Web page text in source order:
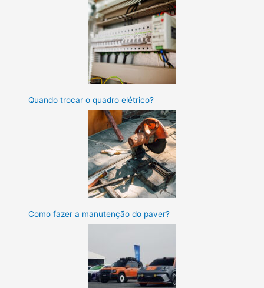
Quando trocar o quadro elétrico?
Como fazer a manutenção do paver?